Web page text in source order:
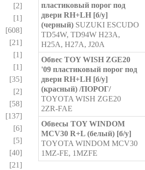
[2]
[1]
[608]
[21]
[1]
[1]
[35]
[2]
[58]
[137]
[6]
[5]
[40]
[21]
пластиковый порог под
двери RH+LH [б/у]
(черный) SUZUKI ESCUDO
TD54W, TD94W H23A,
H25A, H27A, J20A
Обвес TOY WISH ZGE20
'09 пластиковый порог под
двери RH+LH [б/у]
(красный) /ПОРОГ/
TOYOTA WISH ZGE20
2ZR-FAE
Обвесы TOY WINDOM
MCV30 R+L (белый) [б/у]
TOYOTA WINDOM MCV30
1MZ-FE, 1MZFE